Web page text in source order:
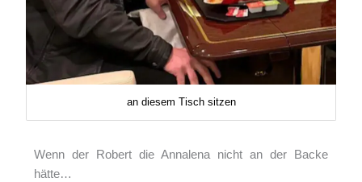
an diesem Tisch sitzen
Wenn der Robert die Annalena nicht an der Backe
hätte…